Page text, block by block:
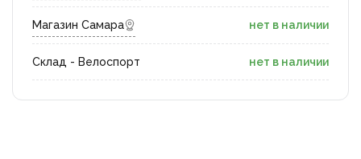
Магазин Самара нет в наличии
Склад - Велоспорт нет в наличии